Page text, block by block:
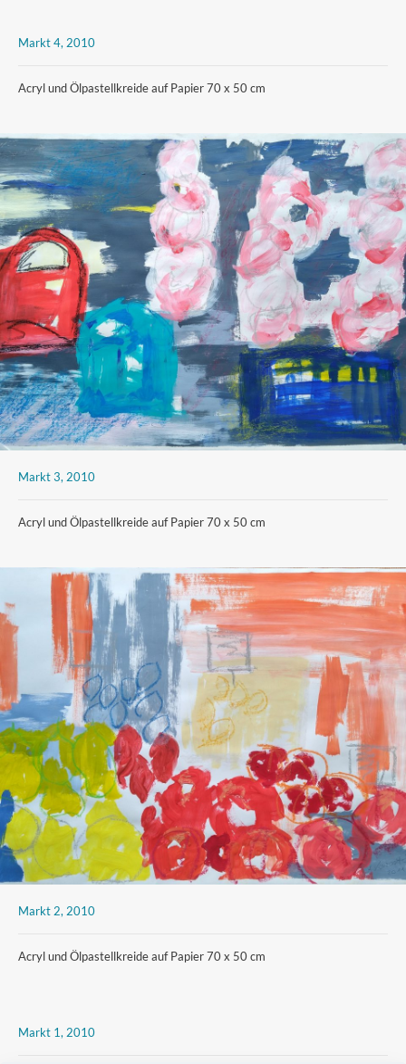
Markt 4, 2010
Acryl und Ölpastellkreide auf Papier 70 x 50 cm
Markt 3, 2010
Acryl und Ölpastellkreide auf Papier 70 x 50 cm
Markt 2, 2010
Acryl und Ölpastellkreide auf Papier 70 x 50 cm
Markt 1, 2010